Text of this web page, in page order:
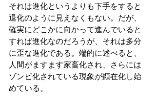
それは進化というよりも下手をすると
退化のように見えなくもない。だが、
確実にどこかに向かって進んでいると
すれば進化なのだろうが、それは多分
に歪な進化である。端的に述べると、
人間がますます家畜化され、さらには
ゾンビ化されている現象が顕在化し始
めている。